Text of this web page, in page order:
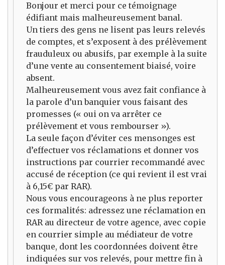
Bonjour et merci pour ce témoignage
édifiant mais malheureusement banal.
Un tiers des gens ne lisent pas leurs relevés
de comptes, et s’exposent à des prélèvement
frauduleux ou abusifs, par exemple à la suite
d’une vente au consentement biaisé, voire
absent.
Malheureusement vous avez fait confiance à
la parole d’un banquier vous faisant des
promesses (« oui on va arrêter ce
prélèvement et vous rembourser »).
La seule façon d’éviter ces mensonges est
d’effectuer vos réclamations et donner vos
instructions par courrier recommandé avec
accusé de réception (ce qui revient il est vrai
à 6,15€ par RAR).
Nous vous encourageons à ne plus reporter
ces formalités: adressez une réclamation en
RAR au directeur de votre agence, avec copie
en courrier simple au médiateur de votre
banque, dont les coordonnées doivent être
indiquées sur vos relevés, pour mettre fin à